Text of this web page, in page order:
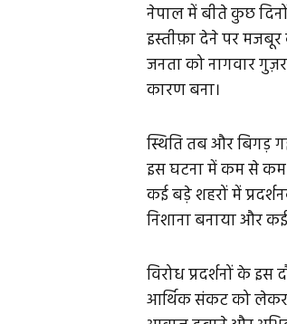
नेपाल में बीते कुछ
इस्तीफ़ा देने पर मजबूर
जनता को नागवार
कारण बना।
स्थिति तब और बिगड़
इस घटना में कम से कम
कई बड़े शहरों में
निशाना बनाया और
विरोध प्रदर्शनों के
आर्थिक संकट को लेकर